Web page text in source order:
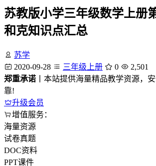
苏教版小学三年级数学上册
和克知识点汇总
苏学
2020-09-28
三年级上册 0
2,501
郑重承诺 丨本站提供海量精品教学资源，
靠!
升级会员
增值服务：
海量资源
试卷真题
DOC资料
PPT课件